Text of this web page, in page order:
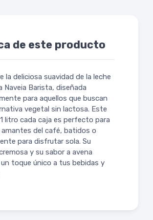
de este producto
la deliciosa suavidad de la leche
Naveia Barista, diseñada
para aquellos que buscan
vegetal sin lactosa. Este
litro cada caja es perfecto para
amantes del café, batidos o
para disfrutar sola. Su
y su sabor a avena
toque único a tus bebidas y